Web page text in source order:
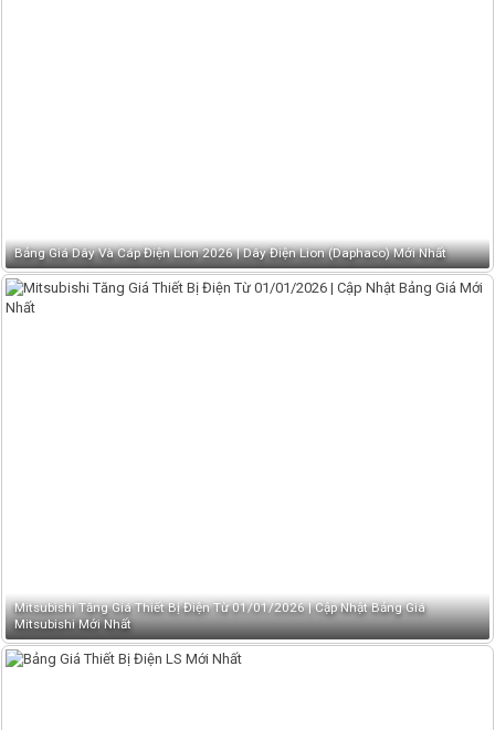
Bảng Giá Dây Và Cáp Điện Lion 2026 | Dây Điện Lion (Daphaco) Mới Nhất
Mitsubishi Tăng Giá Thiết Bị Điện Từ 01/01/2026 | Cập Nhật Bảng Giá
Mitsubishi Mới Nhất